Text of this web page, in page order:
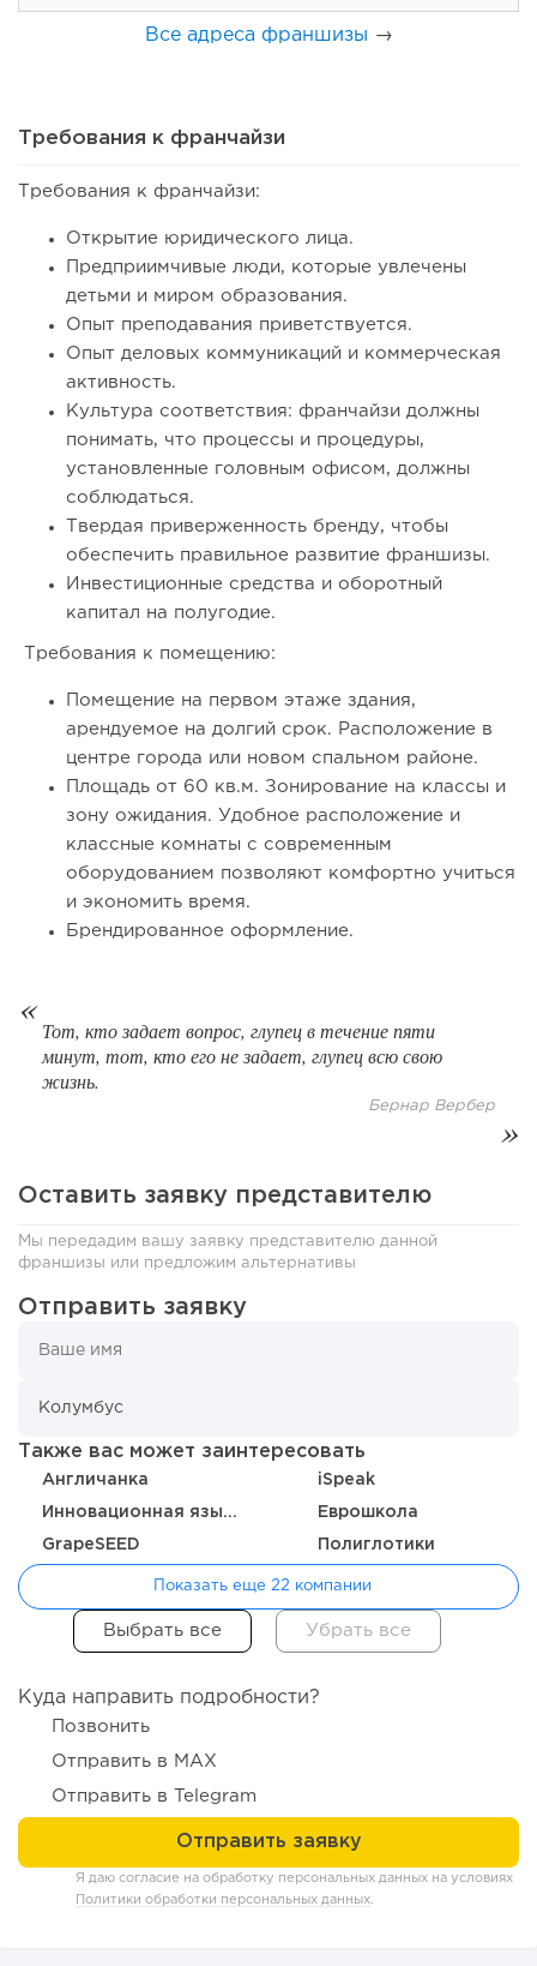
От стартапа за 30 тысяч рублей до бизнеса стоимостью
миллиарды:...
Отзыв SSL-сертификатов у банков: как это влияет на
«Прибыль 20 млн в год, а я ездил на метро»: куда в
81
Конференции августа 2026: лучшие мероприятия месяца
для бизнеса,...
243
Прокат квадроциклов: инвестиции 2 млн рублей,
прибыль 300 тысяч...
Все адреса франшизы →
Требования к франчайзи
Требования к франчайзи:
Открытие юридического лица.
Предприимчивые люди, которые увлечены
детьми и миром образования.
Опыт преподавания приветствуется.
Опыт деловых коммуникаций и коммерческая
активность.
Культура соответствия: франчайзи должны
понимать, что процессы и процедуры,
установленные головным офисом, должны
соблюдаться.
Твердая приверженность бренду, чтобы
обеспечить правильное развитие франшизы.
Инвестиционные средства и оборотный
капитал на полугодие.
Требования к помещению:
Помещение на первом этаже здания,
арендуемое на долгий срок. Расположение в
центре города или новом спальном районе.
Площадь от 60 кв.м. Зонирование на классы и
зону ожидания. Удобное расположение и
классные комнаты с современным
оборудованием позволяют комфортно учиться
и экономить время.
Брендированное оформление.
Тот, кто задает вопрос, глупец в течение пяти
минут, тот, кто его не задает, глупец всю свою
жизнь.
Бернар Вербер
Оставить заявку представителю
Мы передадим вашу заявку представителю данной
франшизы или предложим альтернативы
Отправить заявку
Также вас может заинтересовать
Англичанка iSpeak
Инновационная языковая школа Capital School Еврошкола
GrapeSEED Полиглотики
Показать еще 22 компании
Куда направить подробности?
Позвонить
Отправить в MAX
Отправить в Telegram
Я даю согласие на обработку персональных данных на условиях
Политики обработки персональных данных.